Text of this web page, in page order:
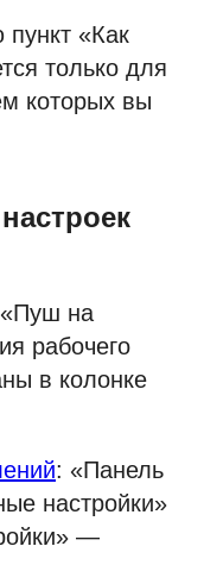
«Как
только для
которых вы
на
рабочего
в колонке
: «Панель
настройки»
—